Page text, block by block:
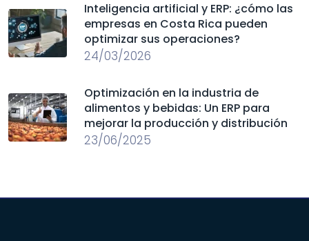
Inteligencia artificial y ERP: ¿cómo las
empresas en Costa Rica pueden
optimizar sus operaciones?
24/03/2026
Optimización en la industria de
alimentos y bebidas: Un ERP para
mejorar la producción y distribución
23/06/2025